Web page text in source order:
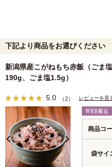
下記より商品をお選びください
新潟県産こがねもち赤飯（ごま
190g、ごま塩1.5g）
5.0 （2） レビューを見
商品コ
袋サイ